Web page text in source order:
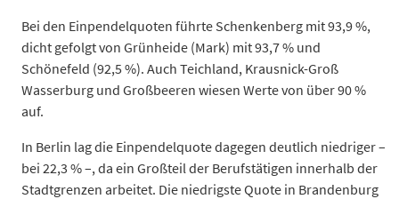
Bei den Einpendelquoten führte Schenkenberg mit 93,9 %,
dicht gefolgt von Grünheide (Mark) mit 93,7 % und
Schönefeld (92,5 %). Auch Teichland, Krausnick-Groß
Wasserburg und Großbeeren wiesen Werte von über 90 %
auf.
In Berlin lag die Einpendelquote dagegen deutlich niedriger –
bei 22,3 % –, da ein Großteil der Berufstätigen innerhalb der
Stadtgrenzen arbeitet. Die niedrigste Quote in Brandenburg